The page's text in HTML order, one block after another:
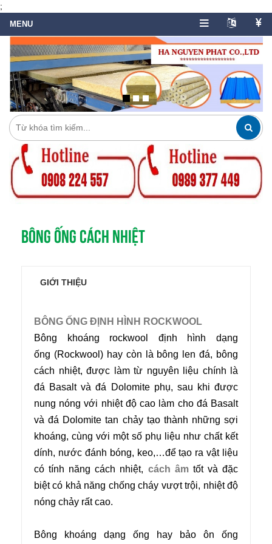
;
BÔNG ỐNG CÁCH NHIỆT
GIỚI THIỆU
BÔNG ỐNG ĐỊNH HÌNH ROCKWOOL
Bông khoáng rockwool định hình dạng
ống (Rockwool) hay còn là bông len đá, bông
cách nhiệt, được làm từ nguyên liệu chính là
đá Basalt và đá Dolomite phụ, sau khi được
nung nóng với nhiệt độ cao làm cho đá Basalt
và đá Dolomite tan chảy tạo thành những sợi
khoáng, cùng với một số phụ liệu như chất kết
dính, nước đánh bóng, keo,…để tạo ra vật liệu
có tính năng cách nhiệt, cách âmtốt và đặc
biệt có khả năng chống cháy vượt trội, nhiệt độ
nóng chảy rất cao.
Bông khoáng dạng ống hay bảo ôn ống